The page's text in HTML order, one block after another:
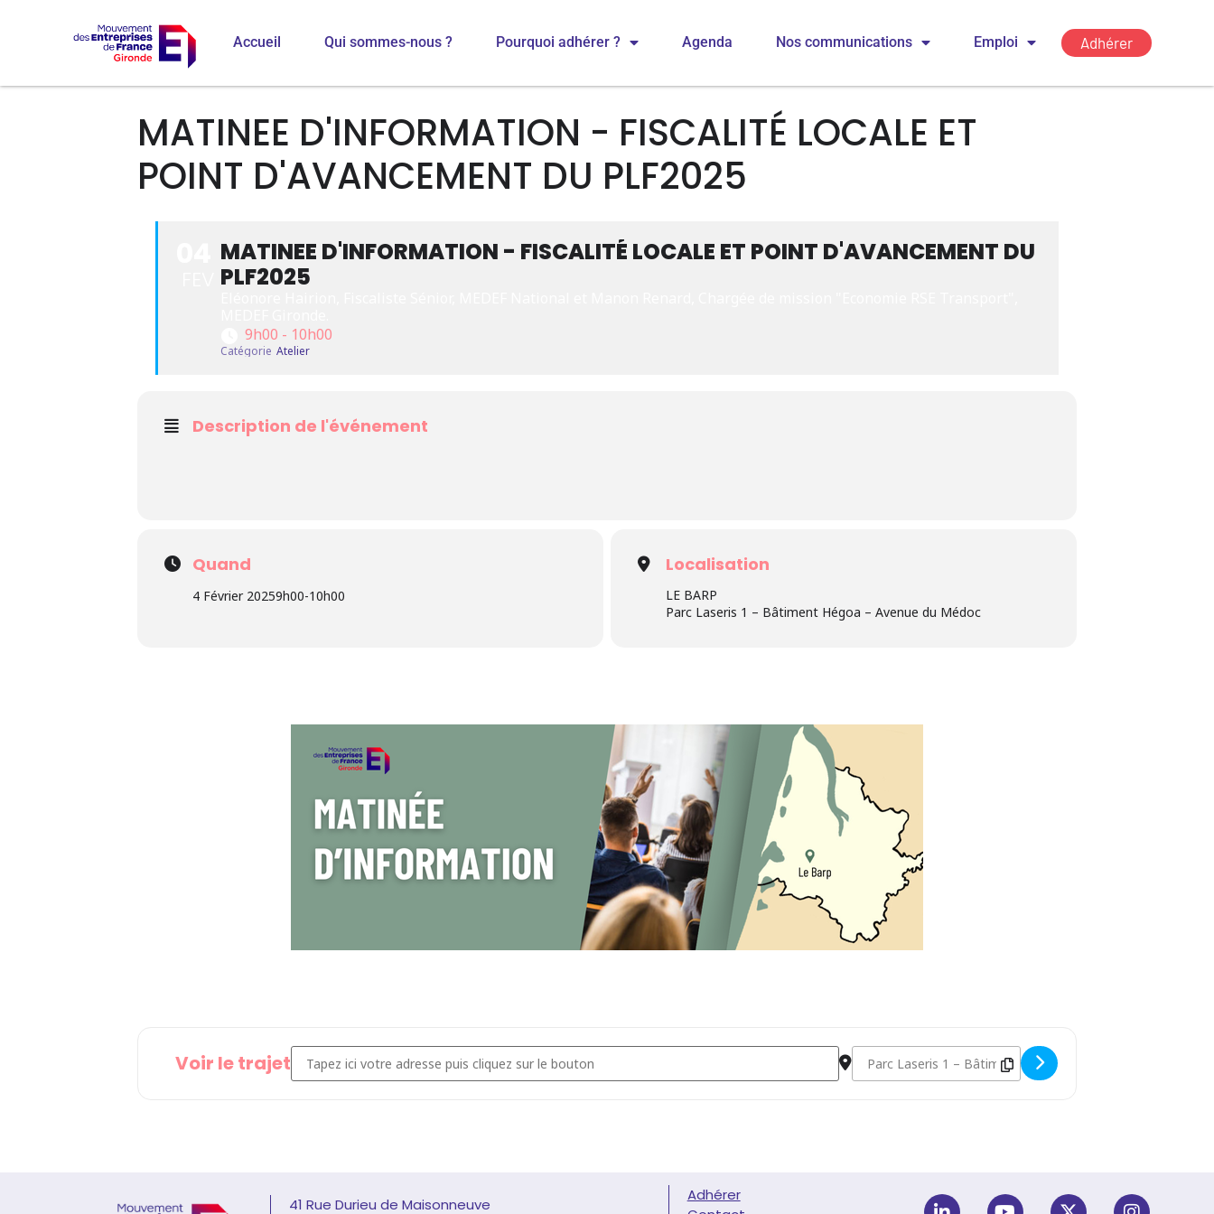
Accueil Qui sommes-nous ? Pourquoi adhérer ? Agenda Nos communications Emploi Adhérer
MATINEE D'INFORMATION - FISCALITÉ LOCALE ET
POINT D'AVANCEMENT DU PLF2025
MATINEE D'INFORMATION - FISCALITÉ LOCALE ET POINT D'AVANCEMENT DU
PLF2025
9h00 - 10h00
Catégorie Atelier
Description de l'événement
Quand
4 Février 20259h00-10h00
Localisation
LE BARP
Parc Laseris 1 – Bâtiment Hégoa – Avenue du Médoc
Voir le trajetAddress - MATINEE D'INFORMATION - Fiscalité locale et point d'avancement du PLF2025 [a1eITUScG]Destination Address - MATINEE D'INFORMATION -
41 Rue Durieu de Maisonneuve
Adhérer